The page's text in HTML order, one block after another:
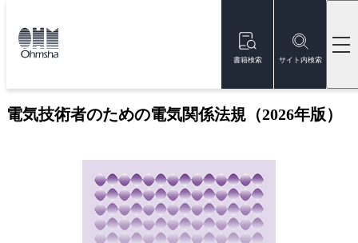
書籍検索 サイト内検索
トップ
電気技術者のための電気関係法規（2026年版）